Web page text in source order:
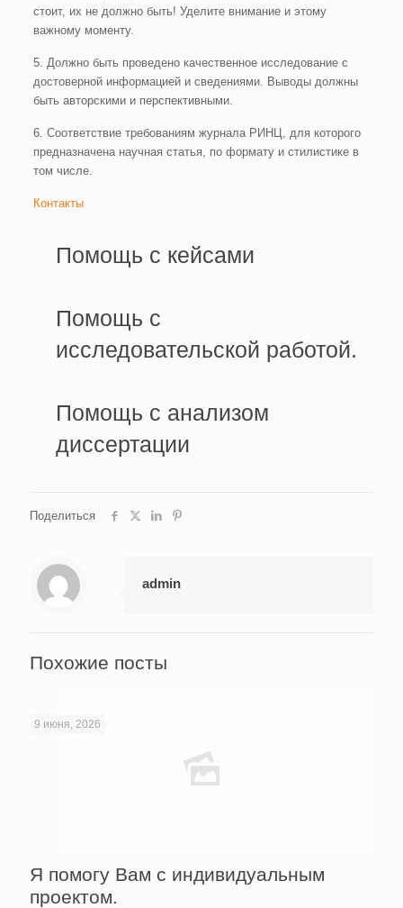
стоит, их не должно быть! Уделите внимание и этому
важному моменту.
5. Должно быть проведено качественное исследование с
достоверной информацией и сведениями. Выводы должны
быть авторскими и перспективными.
6. Соответствие требованиям журнала РИНЦ, для которого
предназначена научная статья, по формату и стилистике в
том числе.
Контакты
Помощь с кейсами
Помощь с
исследовательской работой.
Помощь с анализом
диссертации
Поделиться
admin
Похожие посты
9 июня, 2026
Я помогу Вам с индивидуальным
проектом.